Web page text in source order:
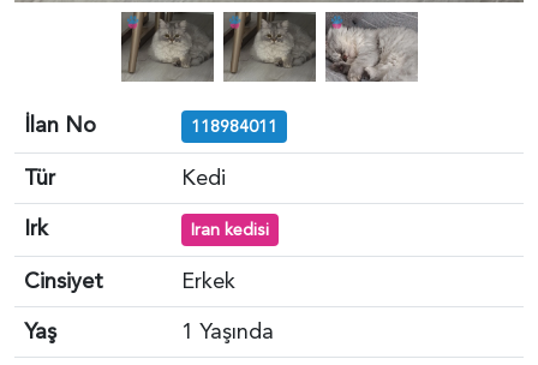
İlan No 118984011
Tür
Kedi
Irk
Iran kedisi
Cinsiyet
Erkek
Yaş
1 Yaşında